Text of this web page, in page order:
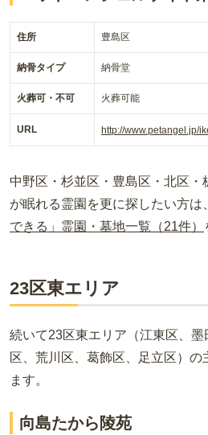
住所 豊島区
納骨タイプ 納骨堂
火葬可・不可 火葬可能
URL http://www.petangel.jp/
中野区・杉並区・豊島区・北区・
が眠れる霊園を更に探したい方は、
できる」霊園・墓地一覧（21件）
23区東エリア
続いて23区東エリア（江東区、
区、荒川区、葛飾区、足立区）の
ます。
向島たから陵苑